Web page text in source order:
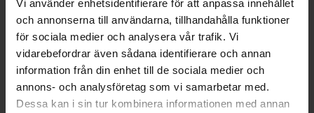
Vi använder enhetsidentifierare för att anpassa innehållet
och annonserna till användarna, tillhandahålla funktioner
för sociala medier och analysera vår trafik. Vi
vidarebefordrar även sådana identifierare och annan
information från din enhet till de sociala medier och
annons- och analysföretag som vi samarbetar med.
Dessa kan i sin tur kombinera informationen med annan
ANSLAGSSKRUV D=M05X25, SW=8, FORM:B RUNDAD,
STÅL
GÄNGA=M5 GÄNGLÄNGD=25 FORM=B K=3,5 SW=8 SR1=12